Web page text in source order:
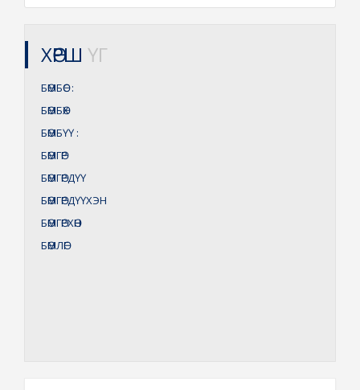
ХӨРШ ҮГ
БӨМБӨС:
БӨМБӨХ
БӨМБҮҮ :
БӨМГӨР
БӨМГӨРДҮҮ
БӨМГӨРДҮҮХЭН
БӨМГӨРХӨН
БӨМЛӨГ